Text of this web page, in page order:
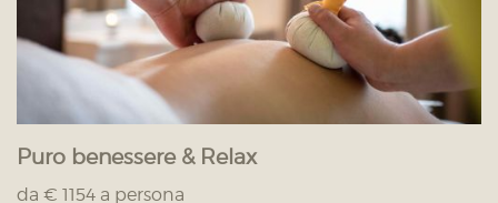
Puro benessere & Relax
da € 1154 a persona